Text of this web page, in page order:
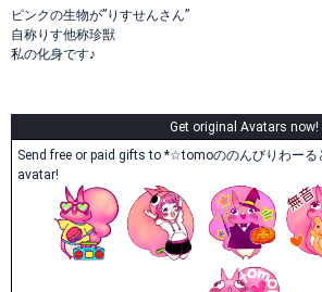
ピンクの生物が”りすせんさん”
自称りす他称珍獣
私の化身です♪
Get original Avatars now!
Send free or paid gifts to *☆tomoののんびりわー
avatar!